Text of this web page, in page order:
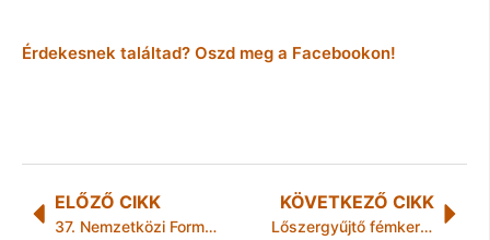
Érdekesnek találtad? Oszd meg a Facebookon!
ELŐZŐ CIKK
37. Nemzetközi Formációs Táncfesztivál az Arénában
KÖVETKEZŐ CIKK
Lőszergyűjtő fémkereső